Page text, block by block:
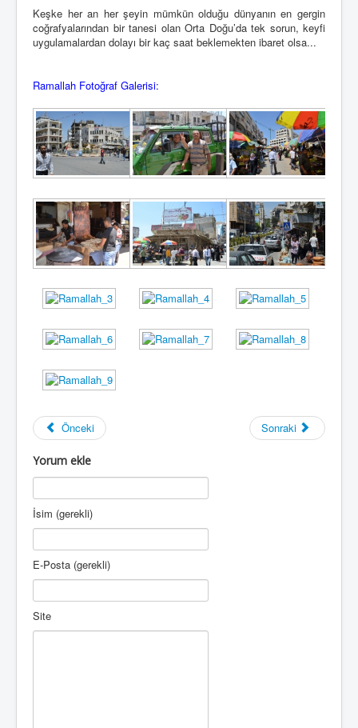
Keşke her an her şeyin mümkün olduğu dünyanın en gergin
coğrafyalarından bir tanesi olan Orta Doğu’da tek sorun, keyfi
uygulamalardan dolayı bir kaç saat beklemekten ibaret olsa...
Ramallah Fotoğraf Galerisi:
Önceki Sonraki
Yorum ekle
İsim (gerekli)
E-Posta (gerekli)
Site